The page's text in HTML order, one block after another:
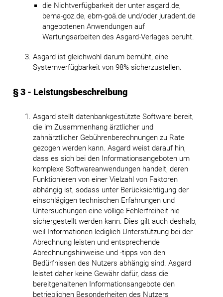
die Nichtverfügbarkeit der unter asgard.de,
bema-goz.de, ebm-goä.de und/oder juradent.de
angebotenen Anwendungen auf
Wartungsarbeiten des Asgard-Verlages beruht.
Asgard ist gleichwohl darum bemüht, eine
Systemverfügbarkeit von 98% sicherzustellen.
§ 3 - Leistungsbeschreibung
Asgard stellt datenbankgestützte Software bereit,
die im Zusammenhang ärztlicher und
zahnärztlicher Gebührenberechnungen zu Rate
gezogen werden kann. Asgard weist darauf hin,
dass es sich bei den Informationsangeboten um
komplexe Softwareanwendungen handelt, deren
Funktionieren von einer Vielzahl von Faktoren
abhängig ist, sodass unter Berücksichtigung der
einschlägigen technischen Erfahrungen und
Untersuchungen eine völlige Fehlerfreiheit nie
sichergestellt werden kann. Dies gilt auch deshalb,
weil Informationen lediglich Unterstützung bei der
Abrechnung leisten und entsprechende
Abrechnungshinweise und -tipps von den
Bedürfnissen des Nutzers abhängig sind. Asgard
leistet daher keine Gewähr dafür, dass die
bereitgehaltenen Informationsangebote den
betrieblichen Besonderheiten des Nutzers